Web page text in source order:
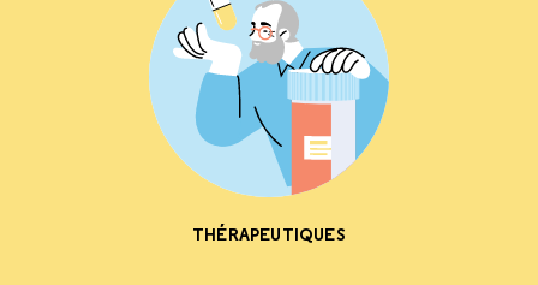
THÉRAPEUTIQUES